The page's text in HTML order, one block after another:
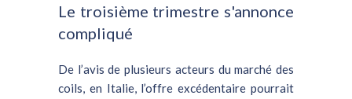
Le troisième trimestre s'annonce
compliqué
De l’avis de plusieurs acteurs du marché des
coils, en Italie, l’offre excédentaire pourrait